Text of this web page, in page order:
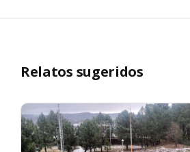
Relatos sugeridos